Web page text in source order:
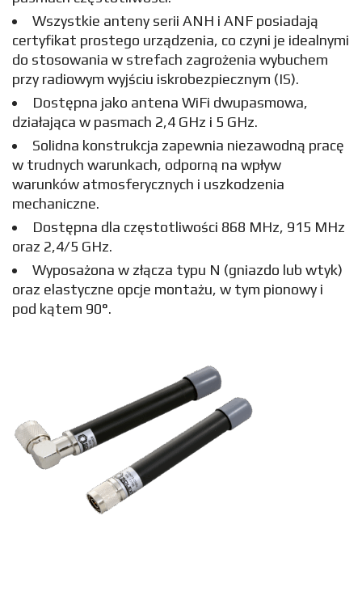
Wszystkie anteny serii ANH i ANF posiadają
certyfikat prostego urządzenia, co czyni je idealnymi
do stosowania w strefach zagrożenia wybuchem
przy radiowym wyjściu iskrobezpiecznym (IS).
Dostępna jako antena WiFi dwupasmowa,
działająca w pasmach 2,4 GHz i 5 GHz.
Solidna konstrukcja zapewnia niezawodną pracę
w trudnych warunkach, odporną na wpływ
warunków atmosferycznych i uszkodzenia
mechaniczne.
Dostępna dla częstotliwości 868 MHz, 915 MHz
oraz 2,4/5 GHz.
Wyposażona w złącza typu N (gniazdo lub wtyk)
oraz elastyczne opcje montażu, w tym pionowy i
pod kątem 90°.